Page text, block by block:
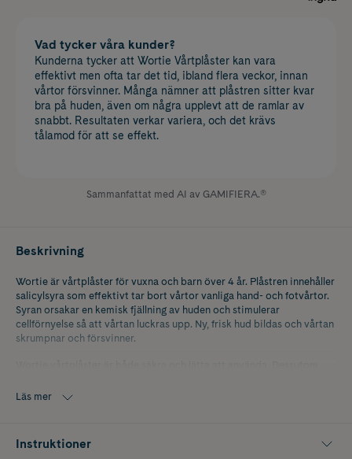
Vad tycker våra kunder?
Kunderna tycker att Wortie Vårtplåster kan vara
effektivt men ofta tar det tid, ibland flera veckor, innan
vårtor försvinner. Många nämner att plåstren sitter kvar
bra på huden, även om några upplevt att de ramlar av
snabbt. Resultaten verkar variera, och det krävs
tålamod för att se effekt.
Sammanfattat med AI av GAMIFIERA.®
Beskrivning
Wortie är vårtplåster för vuxna och barn över 4 år. Plåstren innehåller
salicylsyra som effektivt tar bort vårtor vanliga hand- och fotvårtor.
Syran orsakar en kemisk fjällning av huden och stimulerar
cellförnyelse så att vårtan luckras upp. Ny, frisk hud bildas och vårtan
skrumpnar och försvinner.
Läs mer
Instruktioner